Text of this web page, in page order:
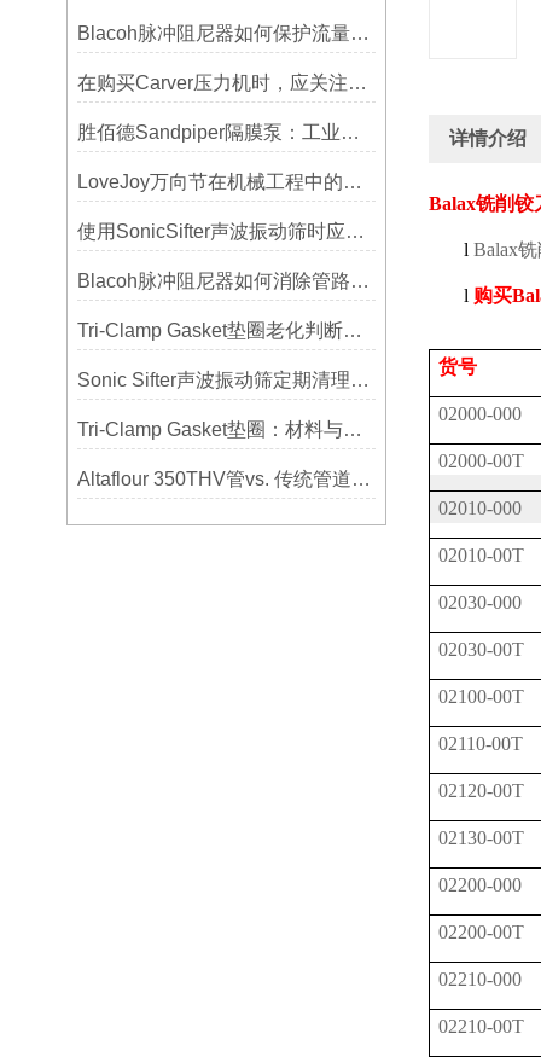
Blacoh脉冲阻尼器如何保护流量计、压力开关和管路附件？
在购买Carver压力机时，应关注哪些性能指标？
胜佰德Sandpiper隔膜泵：工业流体输送的可靠动力解决方案
LoveJoy万向节在机械工程中的重要性
使用SonicSifter声波振动筛时应注意的几个方面
Blacoh脉冲阻尼器如何消除管路振动与噪音？
Tri-Clamp Gasket垫圈老化判断，定期更换维护要点
Sonic Sifter声波振动筛定期清理的重要性
Tri-Clamp Gasket垫圈：材料与应用的全面指南
Altaflour 350THV管vs. 传统管道：谁更耐用？
详情介绍
Balax铣削铰
l Balax铣
l 购买
货号
02000-000
02000-00T
02010-000
02010-00T
02030-000
02030-00T
02100-00T
02110-00T
02120-00T
02130-00T
02200-000
02200-00T
02210-000
02210-00T